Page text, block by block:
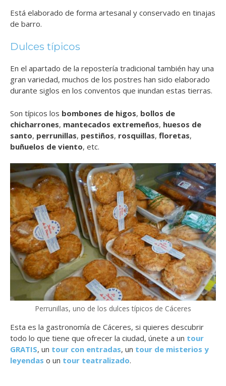
Está elaborado de forma artesanal y conservado en tinajas
de barro.
Dulces típicos
En el apartado de la repostería tradicional también hay una
gran variedad, muchos de los postres han sido elaborado
durante siglos en los conventos que inundan estas tierras.
Son típicos los bombones de higos, bollos de
chicharrones, mantecados extremeños, huesos de
santo, perrunillas, pestiños, rosquillas, floretas,
buñuelos de viento, etc.
Perrunillas, uno de los dulces típicos de Cáceres
Esta es la gastronomía de Cáceres, si quieres descubrir
todo lo que tiene que ofrecer la ciudad, únete a un tour
GRATIS, un tour con entradas, un tour de misterios y
leyendas o un tour teatralizado.